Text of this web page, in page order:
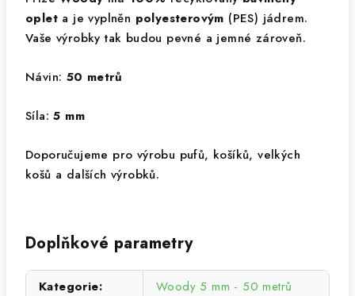
oplet a je vyplněn polyesterovým (PES) jádrem.
Vaše výrobky tak budou pevné a jemné zároveň.
Návin: 50 metrů
Síla:5 mm
Doporučujeme pro výrobu pufů, košíků, velkých
košů a dalších výrobků.
Doplňkové parametry
Kategorie:
Woody 5 mm - 50 metrů